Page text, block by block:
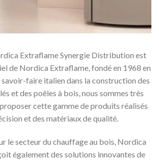
Extraflame Synergie Distribution est
de Nordica Extraflame, fondé en 1968 en
faire italien dans la construction des
et des poêles à bois, nous sommes très
cette gamme de produits réalisés
et des matériaux de qualité.
le secteur du chauffage au bois, Nordica
également des solutions innovantes de